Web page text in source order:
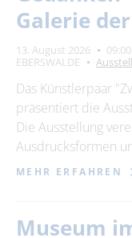
Galerie
13. August 2026
EBERSWALDE
Das Künstlerpaar
präsentiert die
Die Ausstellung
Ausdrucksformen
MEHR ERFAHREN
Museum